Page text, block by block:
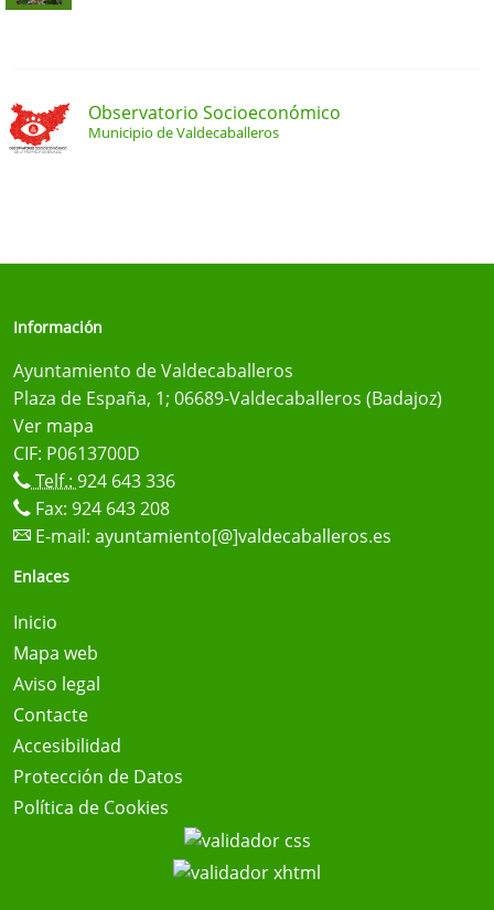
Observatorio Socioeconómico
Municipio de Valdecaballeros
Información
Ayuntamiento de Valdecaballeros
Plaza de España, 1; 06689-Valdecaballeros (Badajoz)
Ver mapa
CIF: P0613700D
Telf.: 924 643 336
Fax: 924 643 208
E-mail: ayuntamiento[@]valdecaballeros.es
Enlaces
Inicio
Mapa web
Aviso legal
Contacte
Accesibilidad
Protección de Datos
Política de Cookies